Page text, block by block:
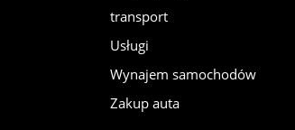
transport
Usługi
Wynajem samochodów
Zakup auta